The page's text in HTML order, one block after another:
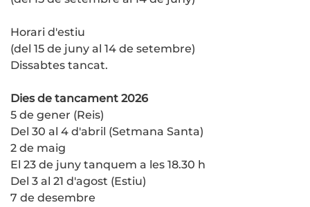
Horari d'estiu
(del 15 de juny al 14 de setembre)
Dissabtes tancat.
Dies de tancament 2026
5 de gener (Reis)
Del 30 al 4 d'abril (Setmana Santa)
2 de maig
El 23 de juny tanquem a les 18.30 h
Del 3 al 21 d'agost (Estiu)
7 de desembre